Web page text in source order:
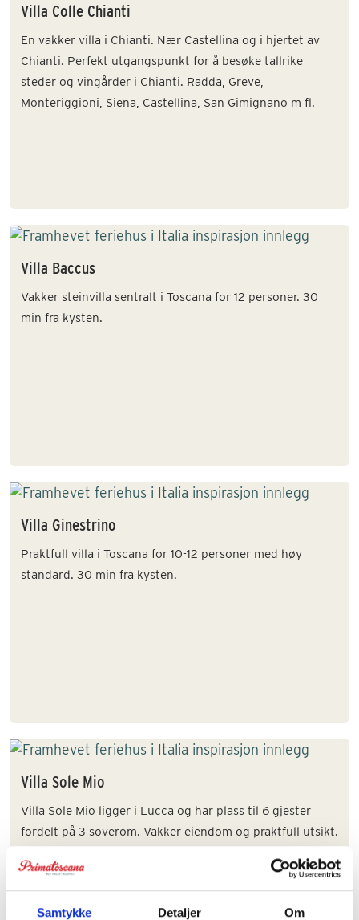
Samtykke Detaljer Om
Villa Colle Chianti
En vakker villa i Chianti. Nær Castellina og i hjertet av
Chianti. Perfekt utgangspunkt for å besøke tallrike
steder og vingårder i Chianti. Radda, Greve,
Monteriggioni, Siena, Castellina, San Gimignano m fl.
Villa Baccus
Vakker steinvilla sentralt i Toscana for 12 personer. 30
min fra kysten.
Villa Ginestrino
Praktfull villa i Toscana for 10-12 personer med høy
standard. 30 min fra kysten.
Villa Sole Mio
Villa Sole Mio ligger i Lucca og har plass til 6 gjester
fordelt på 3 soverom. Vakker eiendom og praktfull utsikt.